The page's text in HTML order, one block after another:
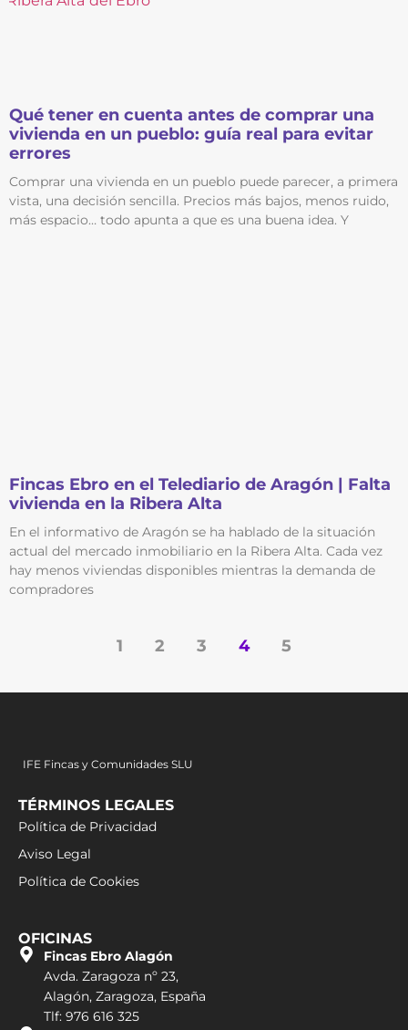
Qué tener en cuenta antes de comprar una
vivienda en un pueblo: guía real para evitar
errores
Comprar una vivienda en un pueblo puede parecer, a primera
vista, una decisión sencilla. Precios más bajos, menos ruido,
más espacio… todo apunta a que es una buena idea. Y
Fincas Ebro en el Telediario de Aragón | Falta
vivienda en la Ribera Alta
En el informativo de Aragón se ha hablado de la situación
actual del mercado inmobiliario en la Ribera Alta. Cada vez
hay menos viviendas disponibles mientras la demanda de
compradores
1 2 3 4 5
IFE Fincas y Comunidades SLU
TÉRMINOS LEGALES
Política de Privacidad
Aviso Legal
Política de Cookies
OFICINAS
Fincas Ebro Alagón
Avda. Zaragoza nº 23,
Alagón, Zaragoza, España
Tlf: 976 616 325